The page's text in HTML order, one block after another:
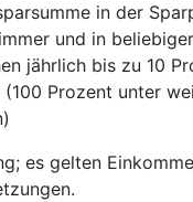
in der
und in
jährlich bis zu 10
Prozent unter
es gelten